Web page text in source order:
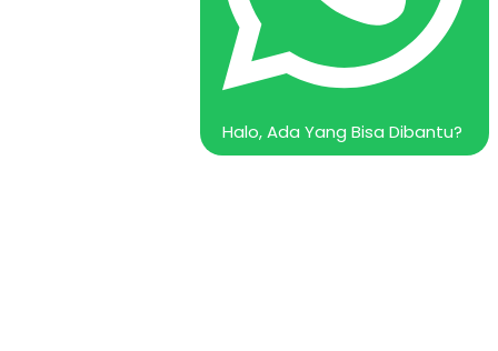
Halo, Ada Yang Bisa Dibantu?